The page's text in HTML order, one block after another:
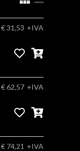
€ 31,53 +IVA
€ 62,57 +IVA
€ 74,21 +IVA